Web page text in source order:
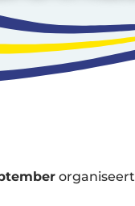
organiseert